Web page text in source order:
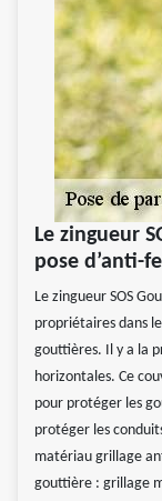
Le zingueur
pose d’anti-
Le zingueur SOS
propriétaires dans
gouttières. Il y a la
horizontales. Ce
pour protéger les
protéger les
matériau grillage
gouttière : grillage